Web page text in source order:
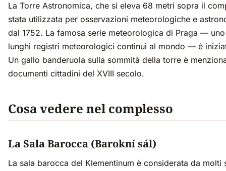
La Torre Astronomica, che si eleva 68 metri sopra il
stata utilizzata per osservazioni meteorologiche e
dal 1752. La famosa serie meteorologica di Praga —
lunghi registri meteorologici continui al mondo — è
Un gallo banderuola sulla sommità della torre è
documenti cittadini del XVIII secolo.
Cosa vedere nel complesso
La Sala Barocca (Barokní sál)
La sala barocca del Klementinum è considerata da molti